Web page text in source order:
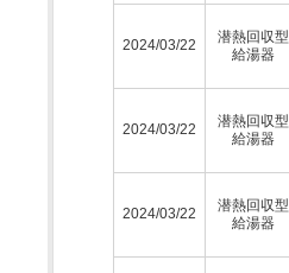
2024/03/22
潜熱回収型
給湯器
2024/03/22
潜熱回収型
給湯器
2024/03/22
潜熱回収型
給湯器